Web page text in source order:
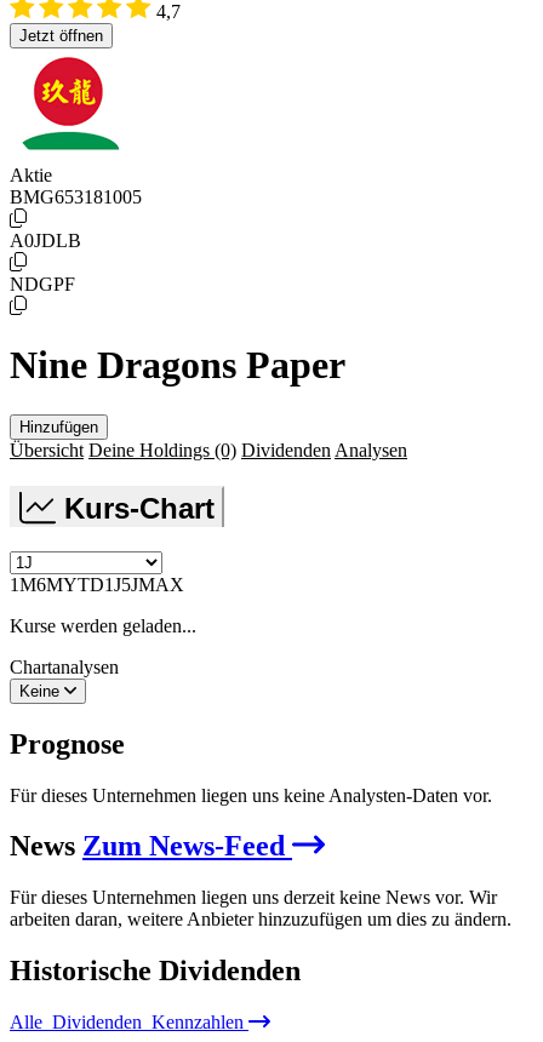
4,7
Jetzt öffnen
Aktie
BMG653181005
A0JDLB
NDGPF
Nine Dragons Paper
Hinzufügen
Übersicht Deine Holdings (0) Dividenden Analysen
Kurs-Chart
1M6MYTD1J5JMAX
Kurse werden geladen...
Chartanalysen
Keine
Prognose
Für dieses Unternehmen liegen uns keine Analysten-Daten vor.
News Zum News-Feed
Für dieses Unternehmen liegen uns derzeit keine News vor. Wir
arbeiten daran, weitere Anbieter hinzuzufügen um dies zu ändern.
Historische Dividenden
Alle Dividenden Kennzahlen